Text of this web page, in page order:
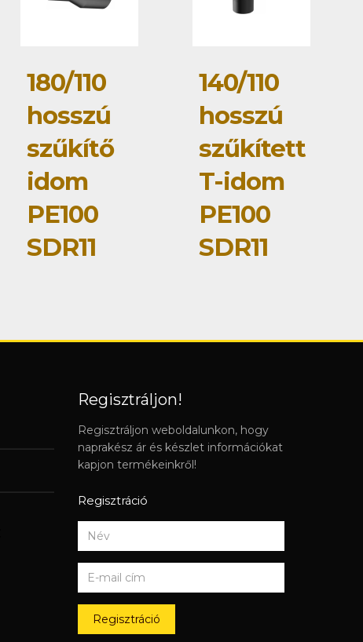
180/110
hosszú
szűkítő
idom
PE100
SDR11
140/110
hosszú
szűkített
T-idom
PE100
SDR11
Regisztráljon!
Regisztráljon weboldalunkon, hogy
naprakész ár és készlet információkat
kapjon termékeinkről!
Regisztráció
Regisztráció